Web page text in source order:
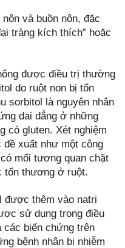
và buồn nôn, đặc
tràng kích thích” hoặc
được điều trị thường
do ruột non bị tổn
sorbitol là nguyên nhân
dai dẳng ở những
có gluten. Xét nghiệm
xuất như một công
mối tương quan chặt
tổn thương ở ruột.
được thêm vào natri
sử dụng trong điều
các biến chứng trên
bệnh nhân bị nhiễm